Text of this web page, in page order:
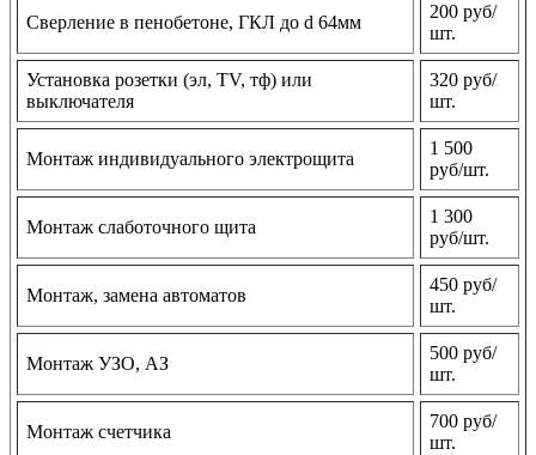
Сверление в пенобетоне, ГКЛ до d 64мм
200 руб/
шт.
Установка розетки (эл, TV, тф) или
выключателя
320 руб/
шт.
Монтаж индивидуального электрощита
1 500
руб/шт.
Монтаж слаботочного щита
1 300
руб/шт.
Монтаж, замена автоматов
450 руб/
шт.
Монтаж УЗО, АЗ
500 руб/
шт.
Монтаж счетчика
700 руб/
шт.